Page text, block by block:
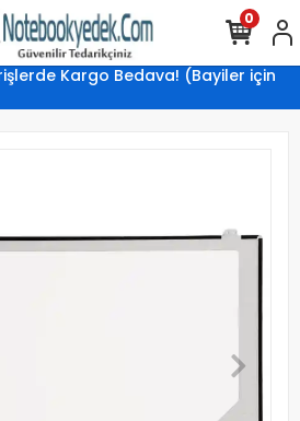
Kargo Bedava! (Bayiler için
0